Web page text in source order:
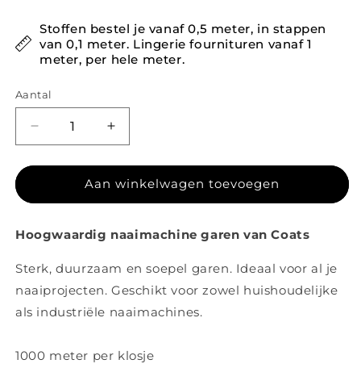
Stoffen bestel je vanaf 0,5 meter, in stappen
van 0,1 meter. Lingerie fournituren vanaf 1
meter, per hele meter.
Aantal
Aantal verlagen voor Coats garen 08707
Aantal verhogen voor Coats garen
Aan winkelwagen toevoegen
Hoogwaardig naaimachine garen van Coats
Sterk, duurzaam en soepel garen. Ideaal voor al je
naaiprojecten. Geschikt voor zowel huishoudelijke
als industriële naaimachines.
1000 meter per klosje